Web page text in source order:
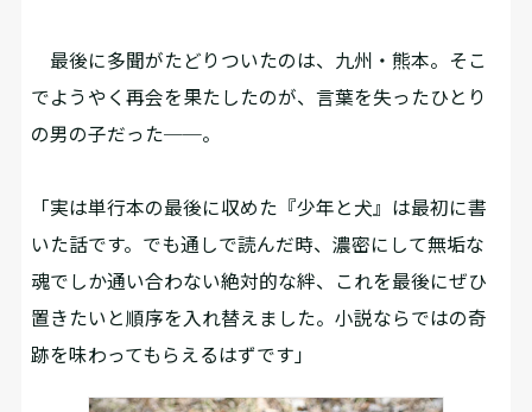
最後に多聞がたどりついたのは、九州・熊本。そこ
でようやく再会を果たしたのが、言葉を失ったひとり
の男の子だった──。
「実は単行本の最後に収めた『少年と犬』は最初に書
いた話です。でも通しで読んだ時、濃密にして無垢な
魂でしか通い合わない絶対的な絆、これを最後にぜひ
置きたいと順序を入れ替えました。小説ならではの奇
跡を味わってもらえるはずです」